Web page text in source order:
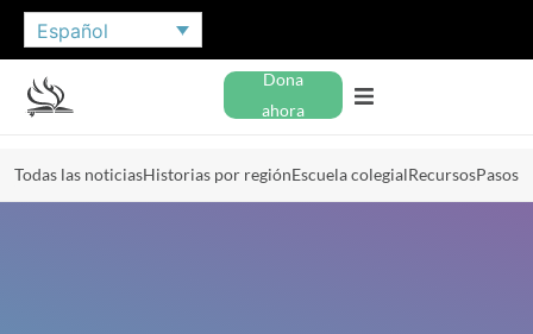
Español
Dona
ahora
Todas las noticiasHistorias por regiónEscuela colegialRecursosPasos